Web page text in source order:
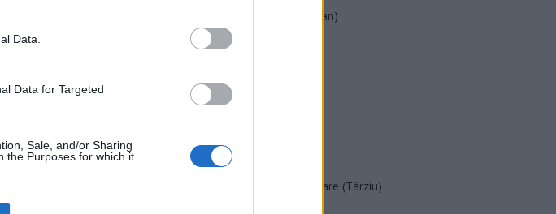
Data.
Data for Targeted
Sale, and/or Sharing
the Purposes for which it
Forța Dreptei (L. Orban)
PNȚMM
SENS
PACE (Peia)
Acțiunea Conservatoare (Târziu)